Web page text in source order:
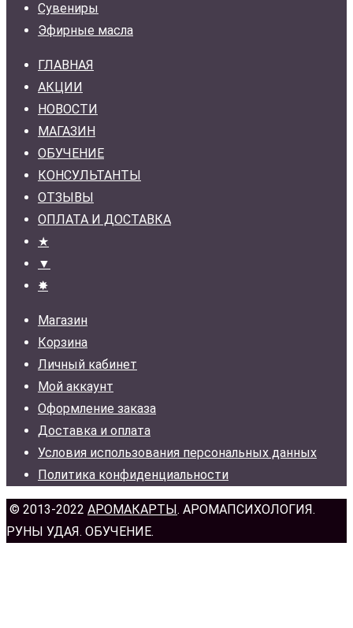
Сувениры
Эфирные масла
ГЛАВНАЯ
АКЦИИ
НОВОСТИ
МАГАЗИН
ОБУЧЕНИЕ
КОНСУЛЬТАНТЫ
ОТЗЫВЫ
ОПЛАТА И ДОСТАВКА
★
▼
✸
Магазин
Корзина
Личный кабинет
Мой аккаунт
Оформление заказа
Доставка и оплата
Условия использования персональных данных
Политика конфиденциальности
© 2013-2022 АРОМАКАРТЫ . АРОМАПСИХОЛОГИЯ.
РУНЫ УДАЯ. ОБУЧЕНИЕ.